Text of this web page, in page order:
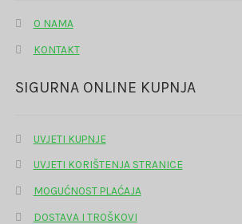
O NAMA
KONTAKT
SIGURNA ONLINE KUPNJA
UVJETI KUPNJE
UVJETI KORIŠTENJA STRANICE
MOGUĆNOST PLAĆAJA
DOSTAVA I TROŠKOVI